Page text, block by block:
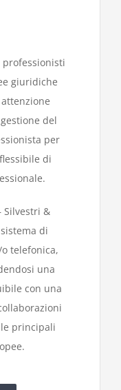
professionisti
giuridiche
del
per
di
Silvestri &
di
telefonica,
una
con una
principali